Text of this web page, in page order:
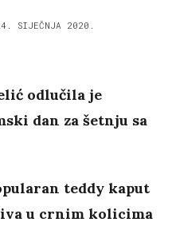
SIJEČNJA 2020.
odlučila je
dan za šetnju sa
teddy kaput
u crnim kolicima